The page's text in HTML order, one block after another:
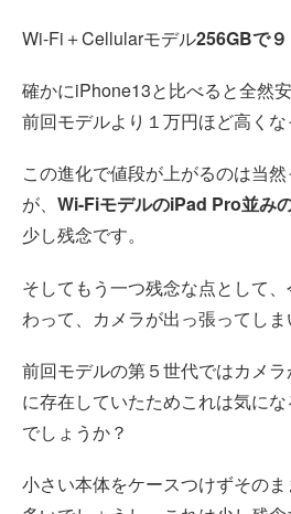
Wi-Fi＋Cellularモデル256GBで
確かにiPhone13と比べると全然
前回モデルより１万円ほど高くな
この進化で値段が上がるのは当
が、 Wi-FiモデルのiPad Pro並み
少し残念です。
そしてもう一つ残念な点として
わって、カメラが出っ張ってしま
前回モデルの第５世代ではカメ
に存在していたためこれは気に
でしょうか？
小さい本体をケースつけずその